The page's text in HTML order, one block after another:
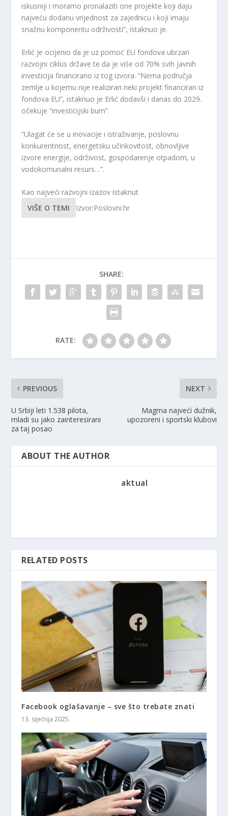
iskusniji i moramo pronalaziti one projekte koji daju
najveću dodanu vrijednost za zajednicu i koji imaju
snažnu komponentu održivosti”, istaknuo je.
Erlić je ocijenio da je uz pomoć EU fondova ubrzan
razvojni ciklus države te da je više od 70% svih javnih
investicija financirano iz tog izvora. “Nema područja
zemlje u kojemu nije realiziran neki projekt financiran iz
fondova EU”, istaknuo je Erlić dodavši i danas do 2029.
očekuje “investicijski bum”.
“Ulagat će se u inovacije i istraživanje, poslovnu
konkurentnost, energetsku učinkovitost, obnovljive
izvore energije, održivost, gospodarenje otpadom, u
vodokomunalni resurs…”.
Kao najveći razvojni izazov istaknut
VIŠE O TEMI
Izvor:Poslovni.hr
SHARE:
RATE:
PREVIOUS
U Srbiji leti 1.538 pilota,
mladi su jako zainteresirani
za taj posao
NEXT
Magma najveći dužnik,
upozoreni i sportski klubovi
ABOUT THE AUTHOR
aktual
RELATED POSTS
Facebook oglašavanje – sve što trebate znati
13. siječnja 2025.